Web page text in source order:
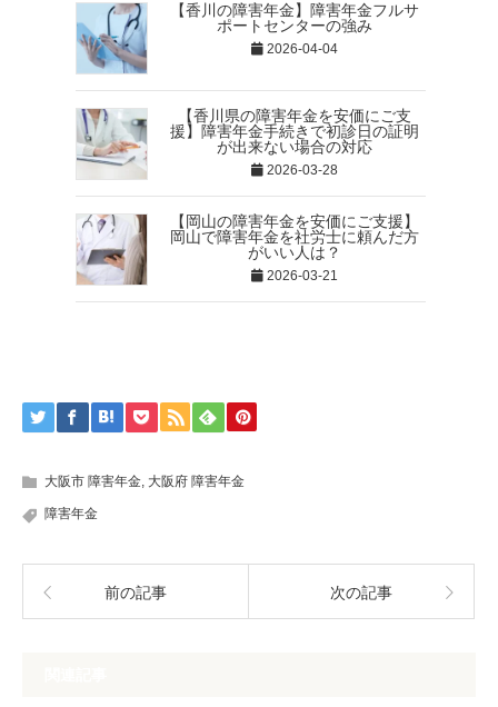
【香川の障害年金】障害年金フルサ
ポートセンターの強み
2026-04-04
【香川県の障害年金を安価にご支
援】障害年金手続きで初診日の証明
が出来ない場合の対応
2026-03-28
【岡山の障害年金を安価にご支援】
岡山で障害年金を社労士に頼んだ方
がいい人は？
2026-03-21
大阪市 障害年金, 大阪府 障害年金
障害年金
前の記事 次の記事